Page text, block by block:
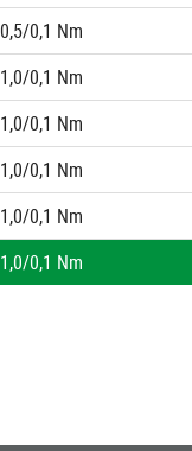
0,5/0,1 Nm
1,0/0,1 Nm
1,0/0,1 Nm
1,0/0,1 Nm
1,0/0,1 Nm
1,0/0,1 Nm